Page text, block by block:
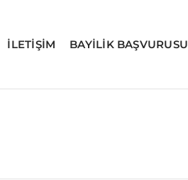
İLETİŞİM BAYİLİK BAŞVURUSU